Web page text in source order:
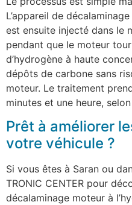
L’appareil de
est ensuite injecté dans le
pendant que le moteur
d’hydrogène à haute
dépôts de carbone sans
moteur. Le traitement
minutes et une heure,
Prêt à améliorer
votre véhicule ?
Si vous êtes à Saran ou
TRONIC CENTER pour
décalaminage moteur à